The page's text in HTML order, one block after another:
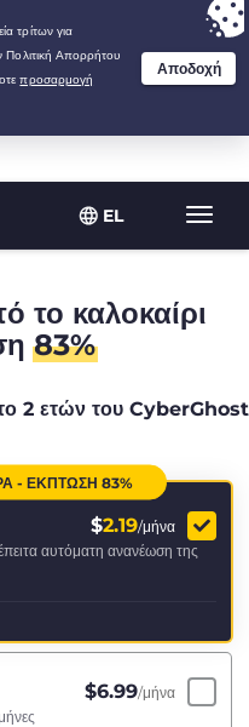
EL
years at $
το καλοκαίρι
83%
2 ετών του CyberGhost
- ΈΚΠΤΩΣΗ 83%
$2.19/μήνα
αυτόματη ανανέωση της
$6.99/μήνα